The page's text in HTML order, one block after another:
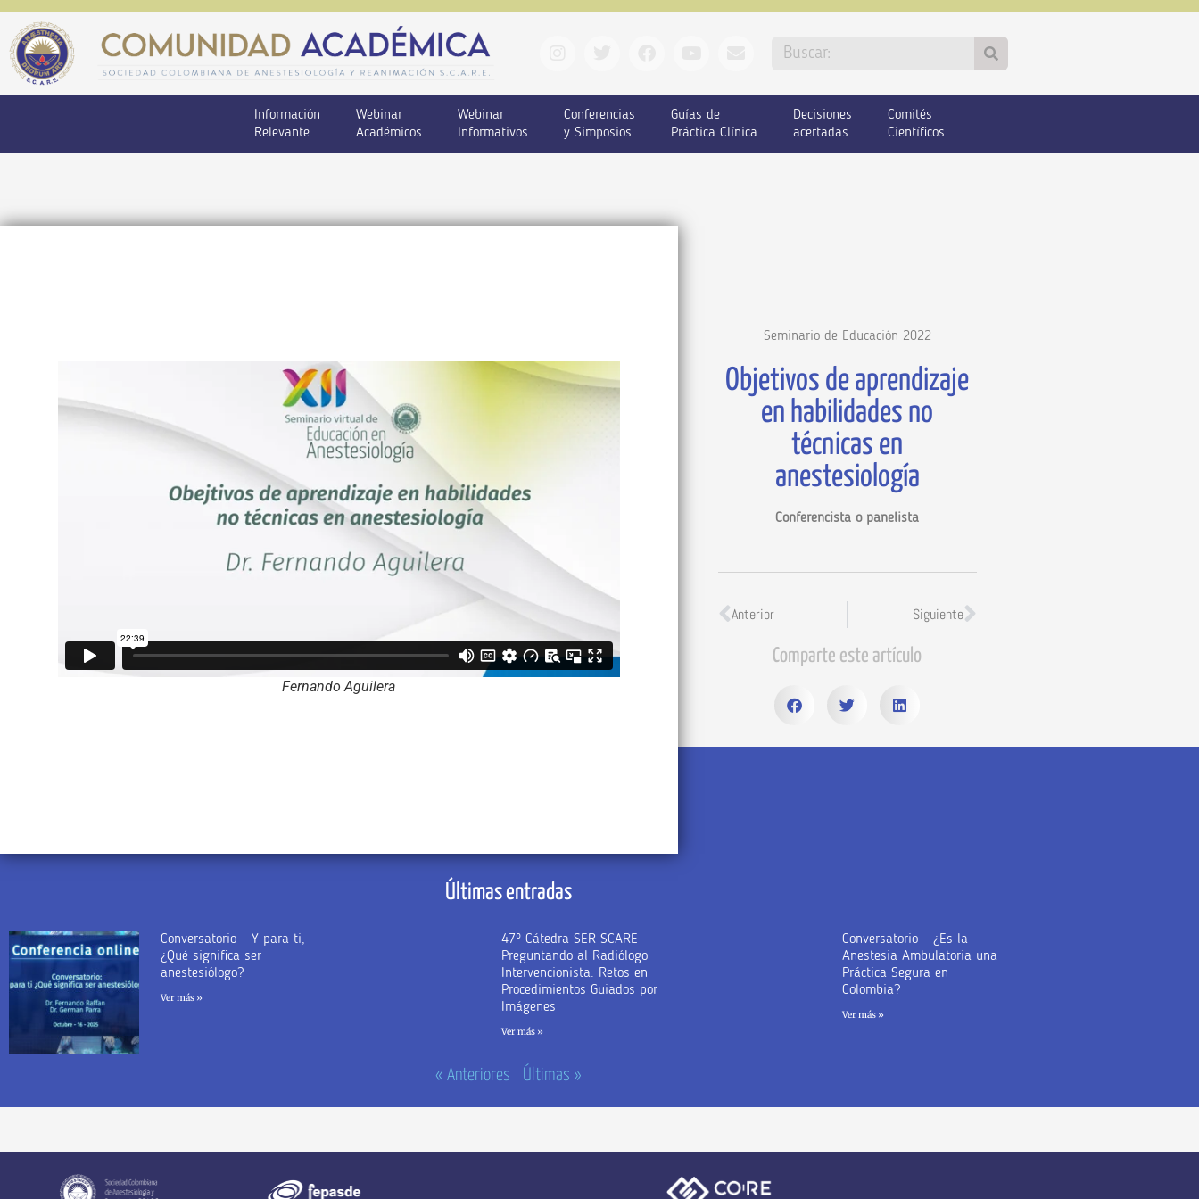
Información
Relevante
Webinar
Académicos
Webinar
Informativos
Conferencias
y Simposios
Guías de
Práctica Clínica
Decisiones
acertadas
Comités
Científicos
Fernando Aguilera
Seminario de Educación 2022
Objetivos de aprendizaje
en habilidades no
técnicas en
anestesiología
Conferencista o panelista
Anterior Siguiente
Comparte este artículo
Últimas entradas
Conversatorio – Y para ti,
¿Qué significa ser
anestesiólogo?
Ver más »
47º Cátedra SER SCARE –
Preguntando al Radiólogo
Intervencionista: Retos en
Procedimientos Guiados por
Imágenes
Ver más »
Conversatorio – ¿Es la
Anestesia Ambulatoria una
Práctica Segura en
Colombia?
Ver más »
« Anteriores Últimas »